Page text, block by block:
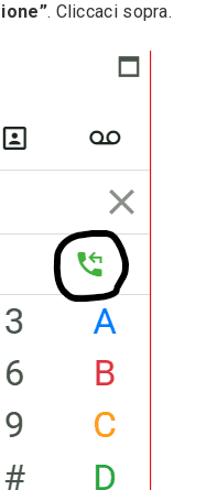
. Cliccaci sopra.